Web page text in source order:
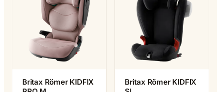
Britax Römer KIDFIX
Britax Römer KIDFIX